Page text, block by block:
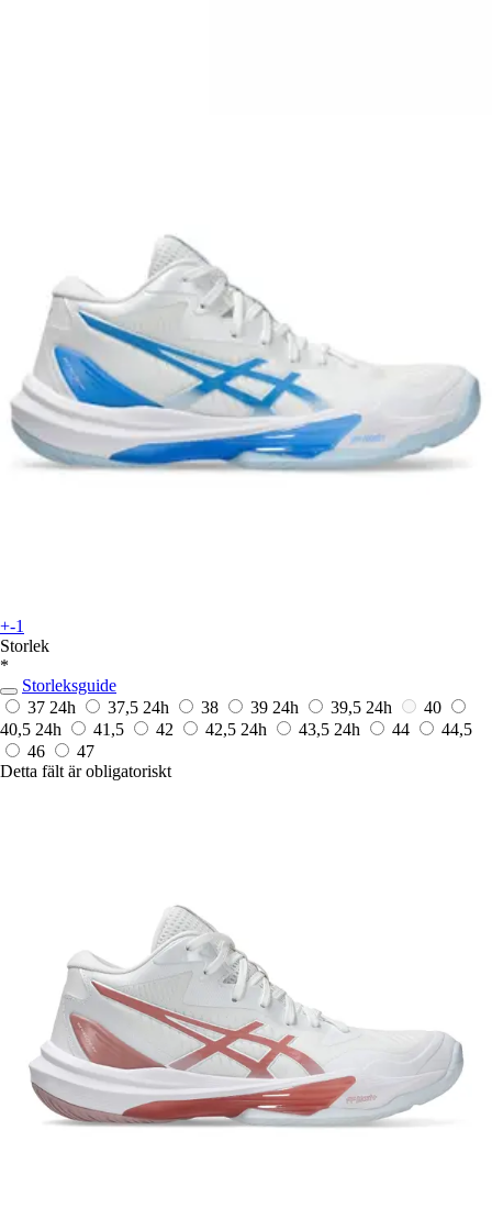
+-1
Storlek
*
Storleksguide
37 24h 37,5 24h 38 39 24h 39,5 24h
40
40,5 24h 41,5 42 42,5 24h 43,5 24h 44
44,5
46
47
Detta fält är obligatoriskt